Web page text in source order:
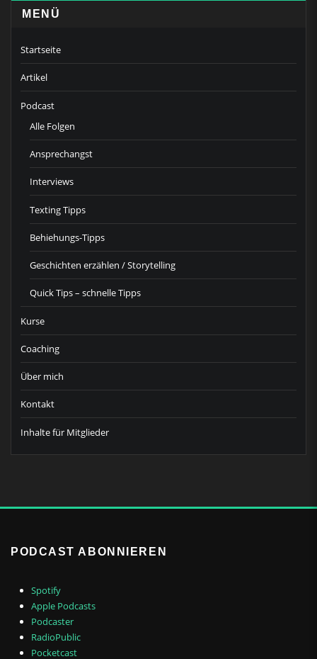
MENÜ
Startseite
Artikel
Podcast
Alle Folgen
Ansprechangst
Interviews
Texting Tipps
Behiehungs-Tipps
Geschichten erzählen / Storytelling
Quick Tips – schnelle Tipps
Kurse
Coaching
Über mich
Kontakt
Inhalte für Mitglieder
PODCAST ABONNIEREN
Spotify
Apple Podcasts
Podcaster
RadioPublic
Pocketcast